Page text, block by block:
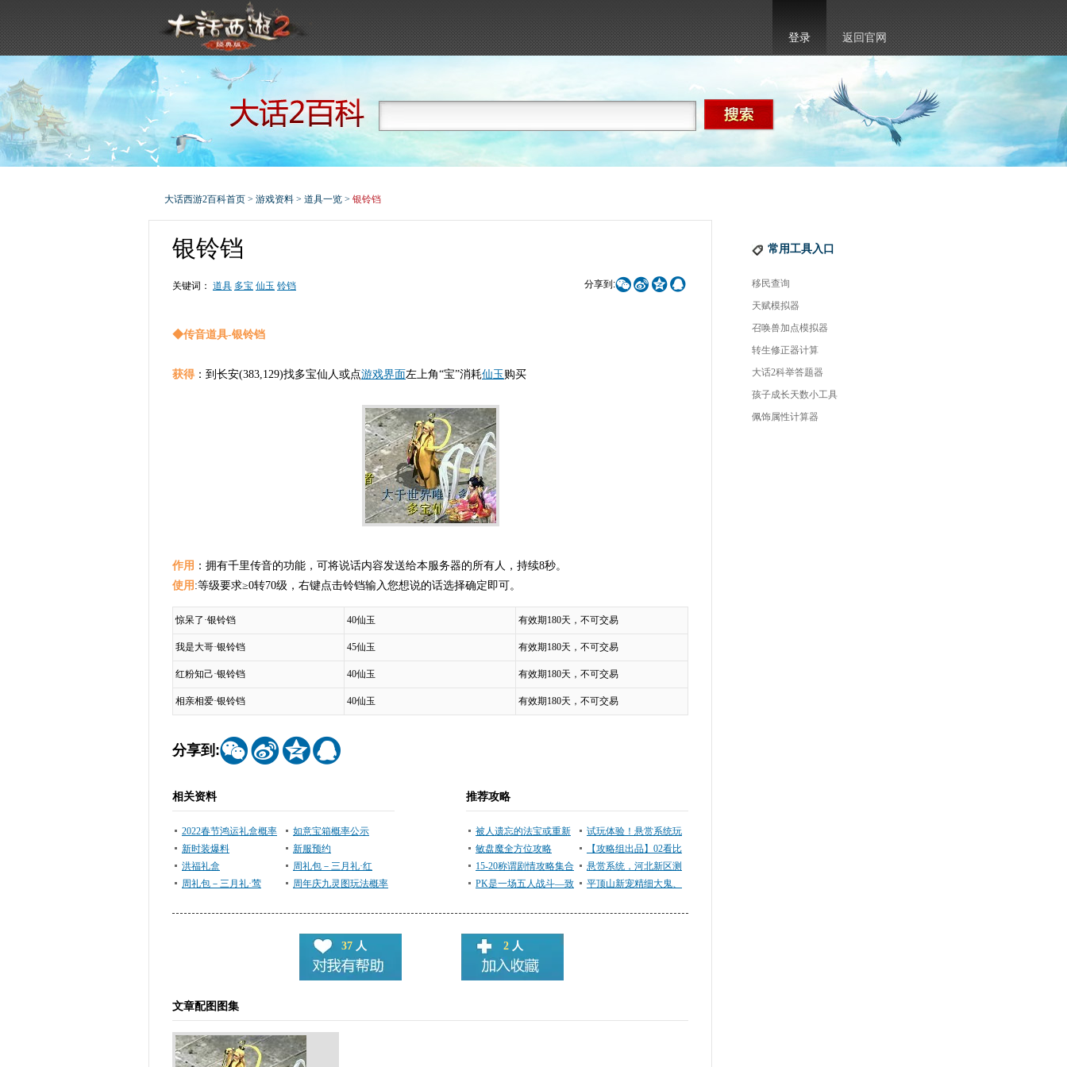
登录 返回官网
大话西游2百科首页 > 游戏资料 > 道具一览 > 银铃铛
银铃铛
分享到: 
关键词： 道具 多宝 仙玉 铃铛
◆传音道具-银铃铛
获得 ：到长安(383,129)找多宝仙人或点游戏界面左上角“宝”消耗仙玉 购买
作用 ：拥有千里传音的功能，可将说话内容发送给本服务器的所有人，持续8秒。
使用 :等级要求≥0转70级，右键点击铃铛输入您想说的话选择确定即可。
惊呆了·银铃铛 40仙玉 有效期180天，不可交易
我是大哥·银铃铛 45仙玉 有效期180天，不可交易
红粉知己·银铃铛 40仙玉 有效期180天，不可交易
相亲相爱·银铃铛 40仙玉 有效期180天，不可交易
分享到:
相关资料
2022春节鸿运礼盒概率
公示
如意宝箱概率公示
新时装爆料
新服预约
洪福礼盒
周礼包－三月礼·红
周礼包－三月礼·莺
周年庆九灵图玩法概率
推荐攻略
被人遗忘的法宝或重新
引人重视？
试玩体验！悬赏系统玩
法
敏盘魔全方位攻略
【攻略组出品】02看比
武：2014比武大会PK流
行趋势浅析
15-20称谓剧情攻略集合
悬赏系统，河北新区测
试服务器玩法介绍
PK是一场五人战斗—致
平顶山新宠精细大鬼、
37 人 2 人
文章配图图集
常用工具入口
移民查询
天赋模拟器
召唤兽加点模拟器
转生修正器计算
大话2科举答题器
孩子成长天数小工具
佩饰属性计算器